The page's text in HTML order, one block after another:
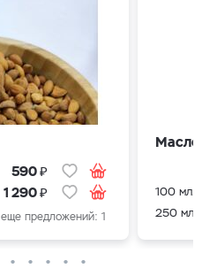
590₽
1 290₽
еще предложений: 1
Масло
100 мл.
250 мл.